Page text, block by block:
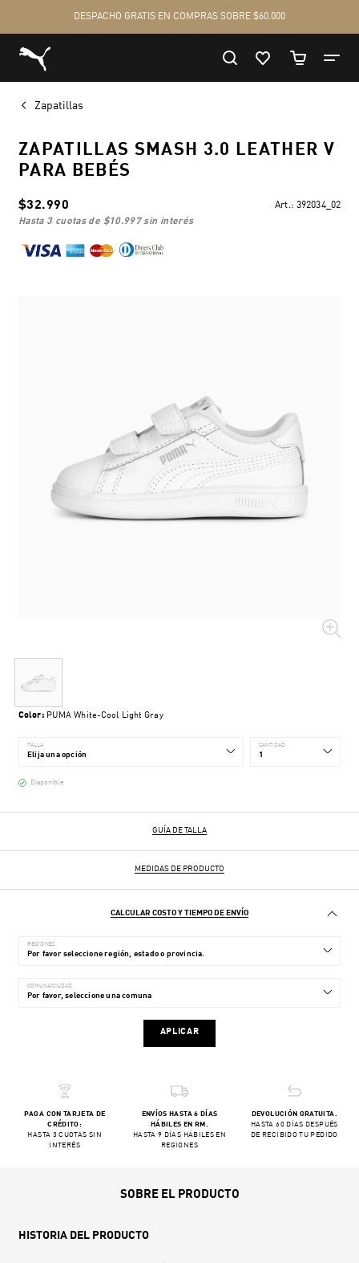
Zapatillas
ZAPATILLAS SMASH 3.0 LEATHER V
PARA BEBÉS
$32.990 Art.: 392034_02
hasta 3 cuotas de $10.997sin interés
Color: PUMA White-Cool Light Gray
TALLA CANTIDAD
Disponible
GUÍA DE TALLA
MEDIDAS DE PRODUCTO
CALCULAR COSTO Y TIEMPO DE ENVÍO
REGIONES
COMUNA/CIUDAD
APLICAR
PAGA CON TARJETA DE
CRÉDITO:
HASTA 3 CUOTAS SIN
INTERÉS
ENVÍOS HASTA 6 DÍAS
HÁBILES EN RM.
HASTA 9 DÍAS HÁBILES EN
REGIONES
DEVOLUCIÓN GRATUITA.
HASTA 60 DÍAS DESPUÉS
DE RECIBIDO TU PEDIDO
SOBRE EL PRODUCTO
HISTORIA DEL PRODUCTO